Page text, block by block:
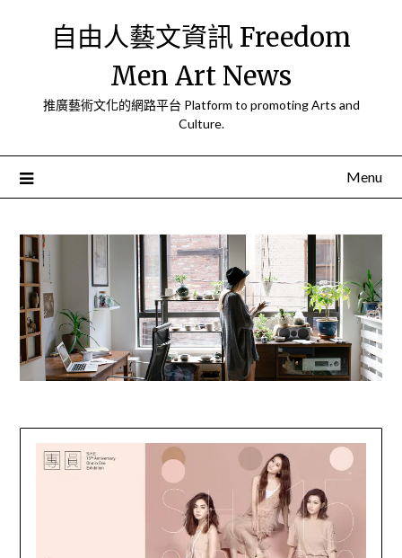
自由人藝文資訊 Freedom
Men Art News
推廣藝術文化的網路平台 Platform to promoting Arts and
Culture.
Menu